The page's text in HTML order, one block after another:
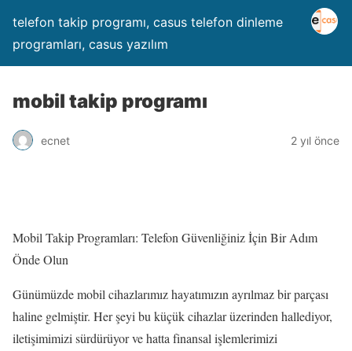
telefon takip programı, casus telefon dinleme
programları, casus yazılım
mobil takip programı
ecnet 2 yıl önce
Mobil Takip Programları: Telefon Güvenliğiniz İçin Bir Adım
Önde Olun
Günümüzde mobil cihazlarımız hayatımızın ayrılmaz bir parçası
haline gelmiştir. Her şeyi bu küçük cihazlar üzerinden hallediyor,
iletişimimizi sürdürüyor ve hatta finansal işlemlerimizi